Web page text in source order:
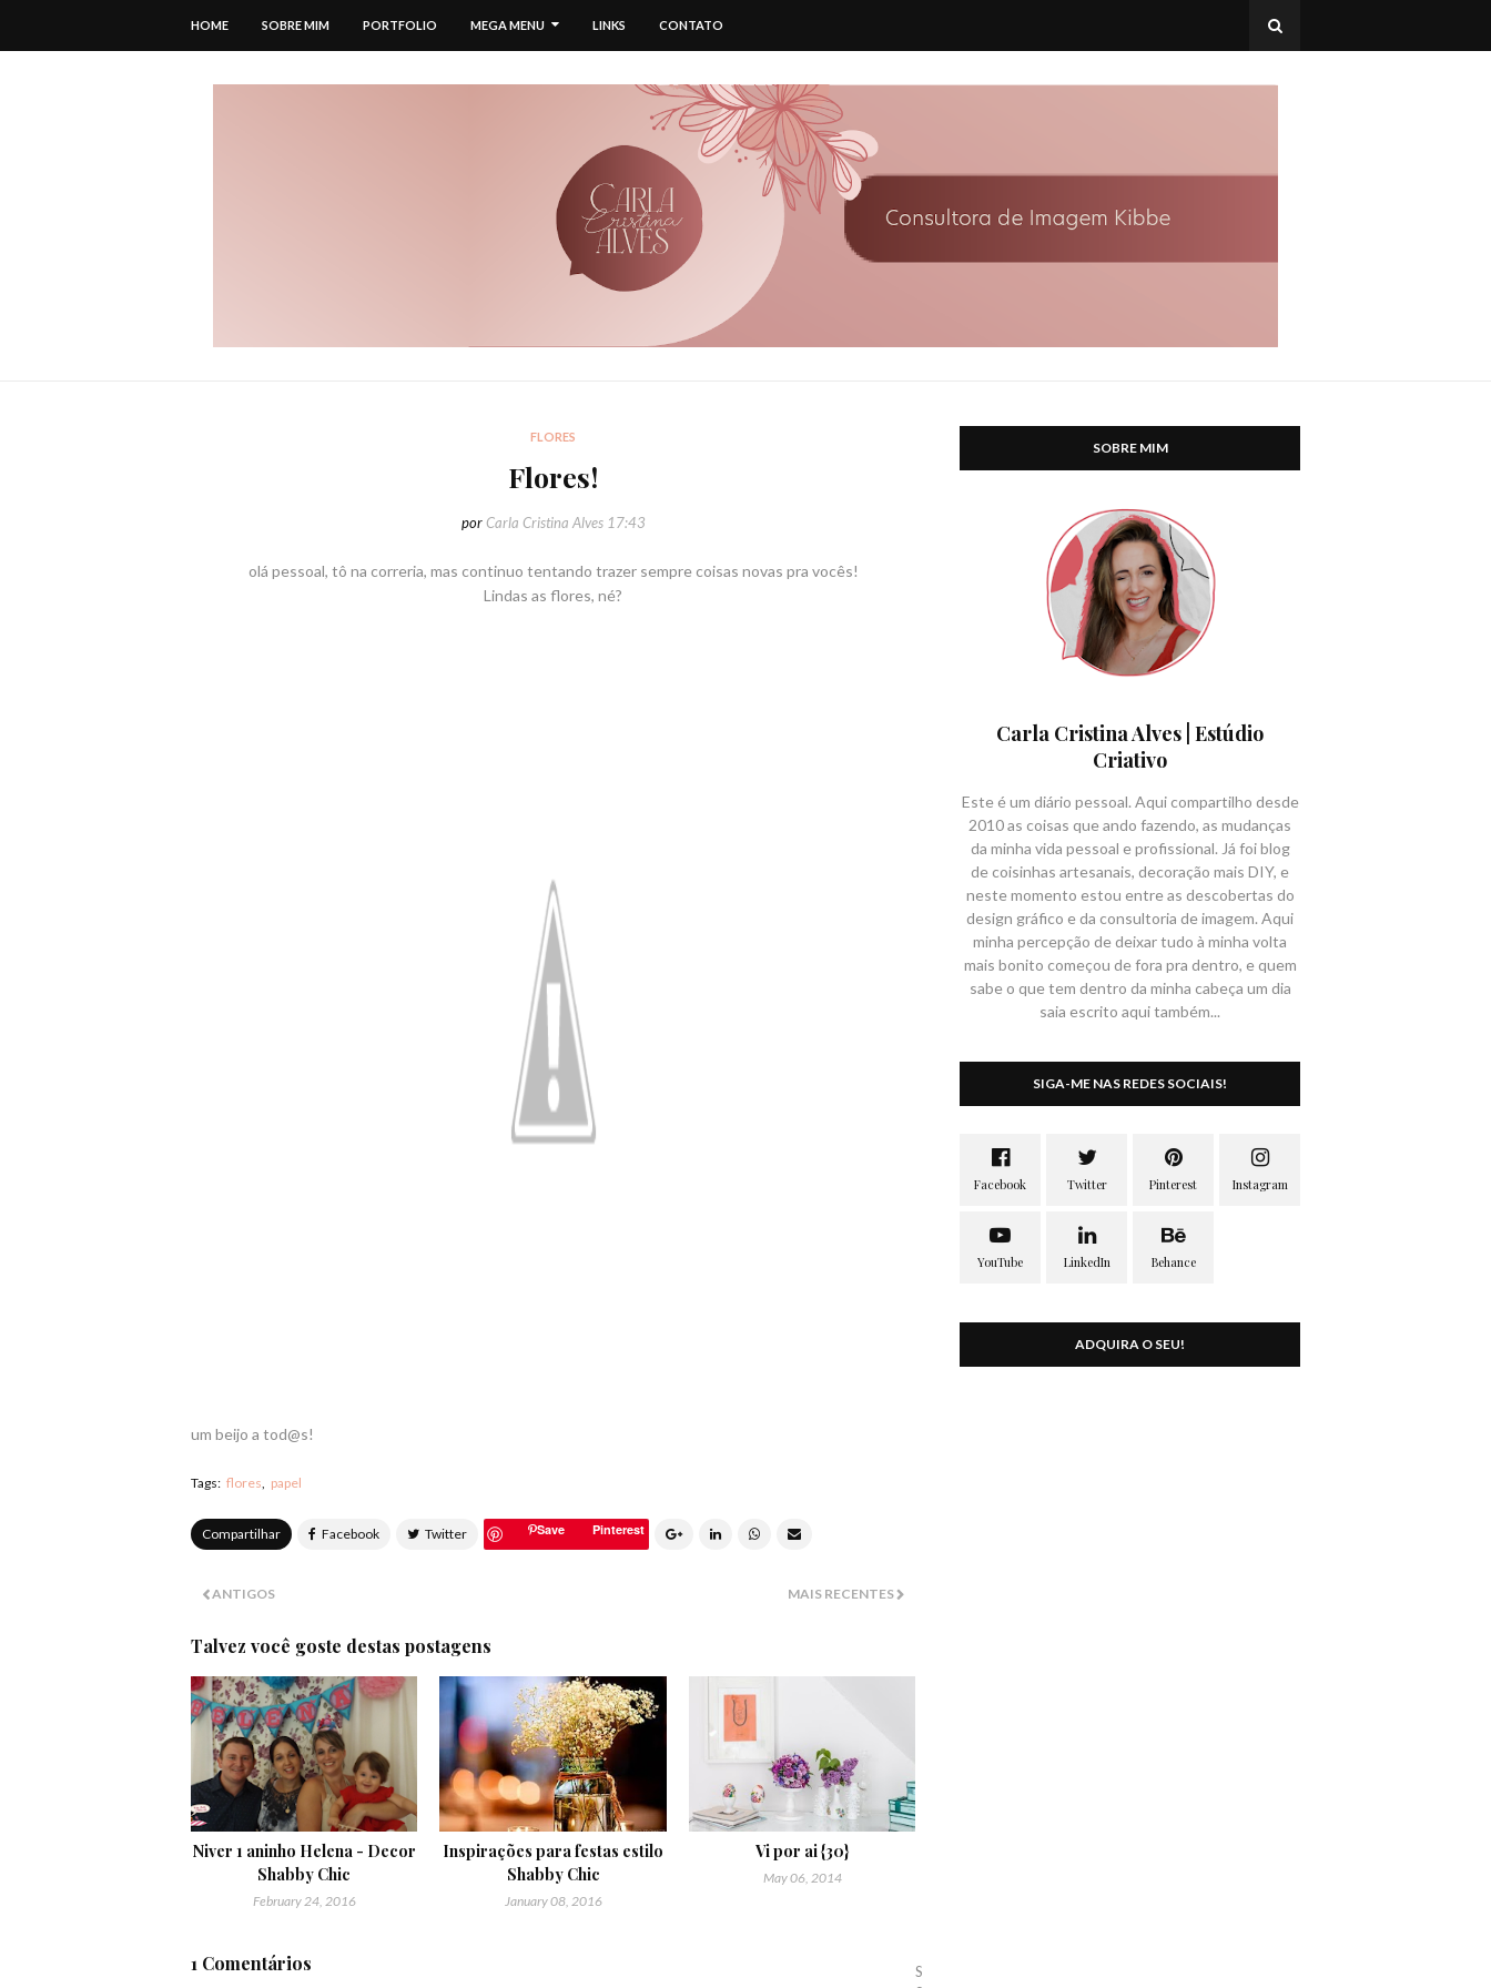
HOME SOBRE MIM PORTFOLIO MEGA MENU LINKS CONTATO
FLORES
Flores!
por Carla Cristina Alves 17:43
olá pessoal, tô na correria, mas continuo tentando trazer sempre coisas novas pra vocês!
Lindas as flores, né?
um beijo a tod@s!
Tags: flores papel
Compartilhar Save
MAIS RECENTES
ANTIGOS
Talvez você goste destas postagens
Niver 1 aninho Helena - Decor
Shabby Chic
February 24, 2016
Inspirações para festas estilo
Shabby Chic
January 08, 2016
Vi por ai {30}
May 06, 2014
1 Comentários
S
SOBRE MIM
Carla Cristina Alves | Estúdio
Criativo
Este é um diário pessoal. Aqui compartilho desde
2010 as coisas que ando fazendo, as mudanças
da minha vida pessoal e profissional. Já foi blog
de coisinhas artesanais, decoração mais DIY, e
neste momento estou entre as descobertas do
design gráfico e da consultoria de imagem. Aqui
minha percepção de deixar tudo à minha volta
mais bonito começou de fora pra dentro, e quem
sabe o que tem dentro da minha cabeça um dia
saia escrito aqui também...
SIGA-ME NAS REDES SOCIAIS!
ADQUIRA O SEU!